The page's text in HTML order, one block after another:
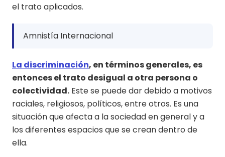
el trato aplicados.
Amnistía Internacional
La discriminación, en términos generales, es
entonces el trato desigual a otra persona o
colectividad. Este se puede dar debido a motivos
raciales, religiosos, políticos, entre otros. Es una
situación que afecta a la sociedad en general y a
los diferentes espacios que se crean dentro de
ella.